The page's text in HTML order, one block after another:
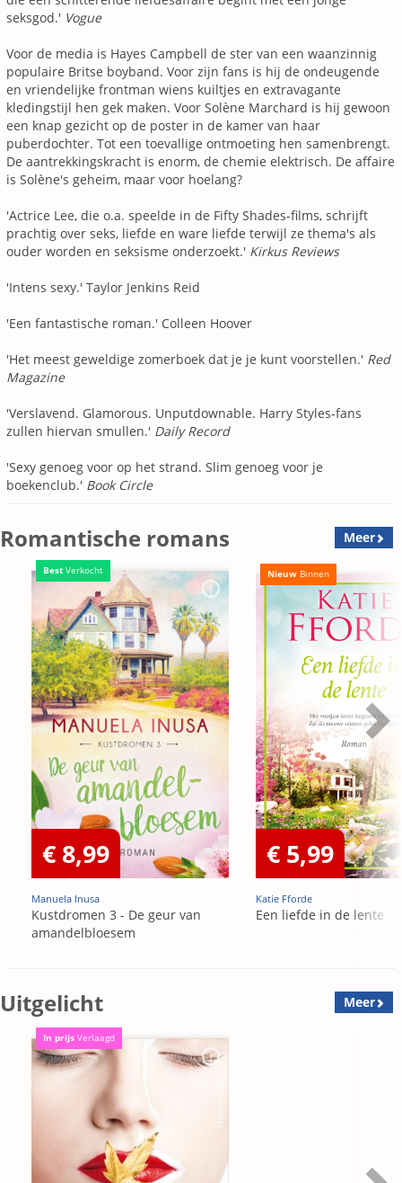
seksgod.' Vogue
Voor de media is Hayes Campbell de ster van een waanzinnig
populaire Britse boyband. Voor zijn fans is hij de ondeugende
en vriendelijke frontman wiens kuiltjes en extravagante
kledingstijl hen gek maken. Voor Solène Marchard is hij gewoon
een knap gezicht op de poster in de kamer van haar
puberdochter. Tot een toevallige ontmoeting hen samenbrengt.
De aantrekkingskracht is enorm, de chemie elektrisch. De affaire
is Solène's geheim, maar voor hoelang?
'Actrice Lee, die o.a. speelde in de Fifty Shades-films, schrijft
prachtig over seks, liefde en ware liefde terwijl ze thema's als
ouder worden en seksisme onderzoekt.' Kirkus Reviews
'Intens sexy.' Taylor Jenkins Reid
'Een fantastische roman.' Colleen Hoover
'Het meest geweldige zomerboek dat je je kunt voorstellen.' Red
Magazine
'Verslavend. Glamorous. Unputdownable. Harry Styles-fans
zullen hiervan smullen.' Daily Record
'Sexy genoeg voor op het strand. Slim genoeg voor je
boekenclub.' Book Circle
Romantische romans Meer
Best Verkocht
€ 8,99
Manuela Inusa
Kustdromen 3 - De geur van
amandelbloesem
Nieuw Binnen
€ 5,99
Katie Fforde
Een liefde in de lente
Uitgelicht Meer
In prijs Verlaagd